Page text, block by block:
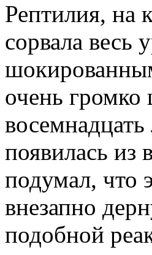
Рептилия, на
сорвала весь
очень
появилась из
подумал, что
внезапно
подобной